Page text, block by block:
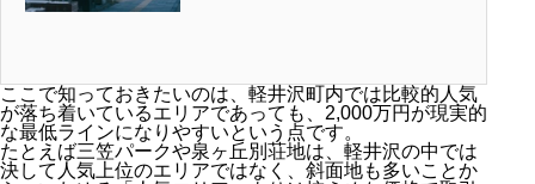
題です。
の…
ここで知っておきたいのは、軽井沢町内では比較的人気
が落ち着いているエリアであっても、2,000万円が現実的
な最低ラインになりやすいという点です。
たとえば三笠パークや泉ヶ丘別荘地は、軽井沢の中では
決して人気上位のエリアではなく、斜面地も多いことか